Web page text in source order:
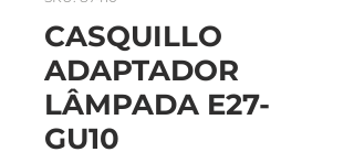
CASQUILLO
ADAPTADOR
LÂMPADA E27-
GU10